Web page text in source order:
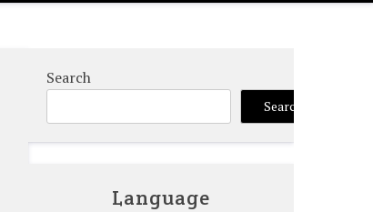
Search
Search
Language